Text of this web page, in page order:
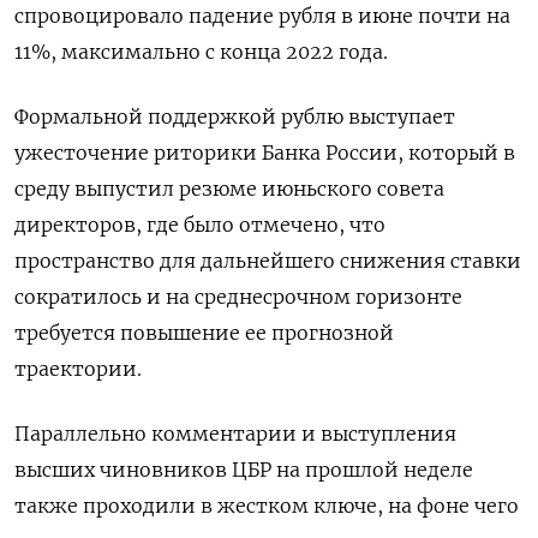
спровоцировало падение рубля в июне почти на
11%, максимально с конца 2022 года.
Формальной поддержкой ​рублю выступает
ужесточение риторики Банка России, который ⁠в
среду выпустил резюме июньского совета
директоров, где было отмечено, что
пространство для дальнейшего снижения ставки
сократилось и на среднесрочном горизонте
требуется повышение ее прогнозной
траектории.
Параллельно комментарии ‌и выступления
высших чиновников ЦБР на прошлой неделе
также проходили в жестком ключе, на фоне чего